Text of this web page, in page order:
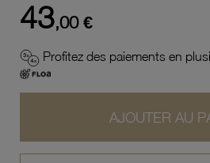
43,00 €
Profitez des paiements en
AJOUTER AU